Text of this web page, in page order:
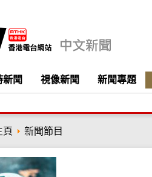
新聞 視像新聞 新聞專題
頁 新聞節目